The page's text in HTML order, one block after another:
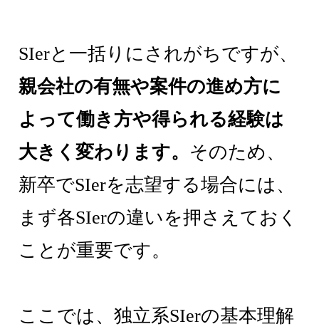
SIerと一括りにされがちですが、
親会社の有無や案件の進め方に
よって働き方や得られる経験は
大きく変わります。 そのため、
新卒でSIerを志望する場合には、
まず各SIerの違いを押さえておく
ことが重要です。
ここでは、独立系SIerの基本理解